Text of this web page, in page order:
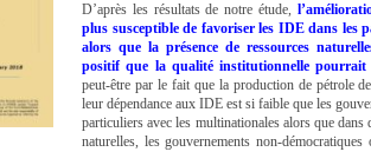
D’après les résultats de notre étude,
plus susceptible de favoriser les IDE dans les
alors que la présence de ressources
positif que la qualité institutionnelle
peut-être par le fait que la production de pétrole
leur dépendance aux IDE est si faible que les
particuliers avec les multinationales alors que dans
naturelles, les gouvernements non-